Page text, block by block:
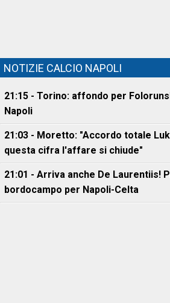
NOTIZIE CALCIO NAPOLI
21:15 - Torino: affondo per
Napoli
21:03 - Moretto: "Accordo totale
questa cifra l'affare si chiude"
21:01 - Arriva anche De Laurentiis!
bordocampo per Napoli-Celta